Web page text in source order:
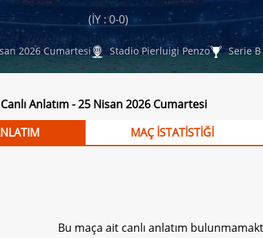
(İY : 0-0)
2026 Cumartesi Stadio Pierluigi Penzo Serie B
Anlatım - 25 Nisan 2026 Cumartesi
MAÇ İSTATİSTİĞİ
Bu maça ait canlı anlatım